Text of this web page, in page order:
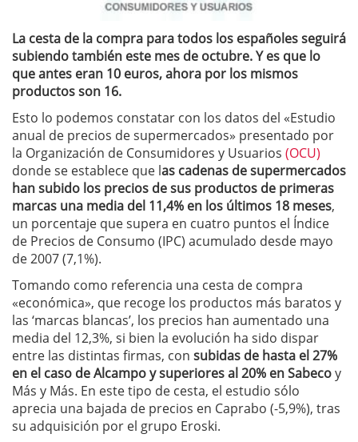
La cesta de la compra para todos los españoles seguirá
subiendo también este mes de octubre. Y es que lo
que antes eran 10 euros, ahora por los mismos
productos son 16.
Esto lo podemos constatar con los datos del «Estudio
anual de precios de supermercados» presentado por
la Organización de Consumidores y Usuarios (OCU)
donde se establece que las cadenas de supermercados
han subido los precios de sus productos de primeras
marcas una media del 11,4% en los últimos 18 meses,
un porcentaje que supera en cuatro puntos el Índice
de Precios de Consumo (IPC) acumulado desde mayo
de 2007 (7,1%).
Tomando como referencia una cesta de compra
«económica», que recoge los productos más baratos y
las ‘marcas blancas’, los precios han aumentado una
media del 12,3%, si bien la evolución ha sido dispar
entre las distintas firmas, con subidas de hasta el 27%
en el caso de Alcampo y superiores al 20% en Sabecoy
Más y Más. En este tipo de cesta, el estudio sólo
aprecia una bajada de precios en Caprabo (-5,9%), tras
su adquisición por el grupo Eroski.